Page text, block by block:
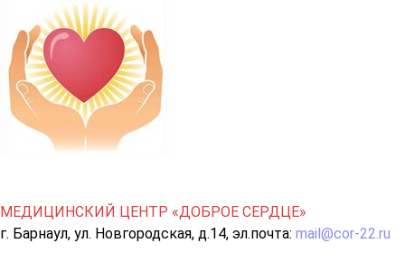
МЕДИЦИНСКИЙ ЦЕНТР «ДОБРОЕ СЕРДЦЕ»
г. Барнаул, ул. Новгородская, д.14, эл.почта: mail@cor-22.ru